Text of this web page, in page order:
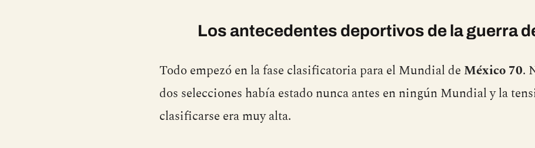
Los antecedentes deportivos de la guerra
Todo empezó en la fase clasificatoria para el Mundial de México 70.
dos selecciones había estado nunca antes en ningún Mundial y la
clasificarse era muy alta.